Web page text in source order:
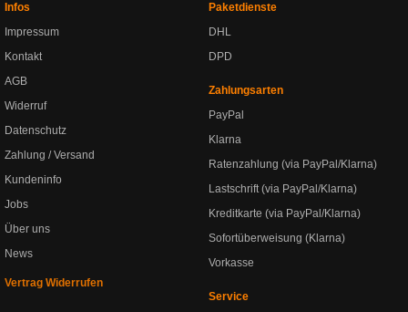
Infos
Impressum
Kontakt
AGB
Widerruf
Datenschutz
Zahlung / Versand
Kundeninfo
Jobs
Über uns
News
Vertrag Widerrufen
Paketdienste
DHL
DPD
Zahlungsarten
PayPal
Klarna
Ratenzahlung (via PayPal/Klarna)
Lastschrift (via PayPal/Klarna)
Kreditkarte (via PayPal/Klarna)
Sofortüberweisung (Klarna)
Vorkasse
Service